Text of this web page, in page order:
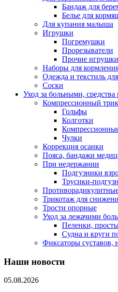
Бандаж для
Белье для
Для купания малыша
Игрушки
Погремушки
Прорезыватели
Прочие игрушки
Наборы для
Одежда и текстиль
Соски
Уход за больными, средства
Компрессионный
Гольфы
Колготки
Чулки
Коррекция осанки
Пояса, бандажи
При недержании
Подгузники
Трусики-
Трикотаж для
Трости опорные
Уход за лежачими
Пеленки,
Судна и круги
Фиксаторы суставов,
Наши новости
05.08.2026